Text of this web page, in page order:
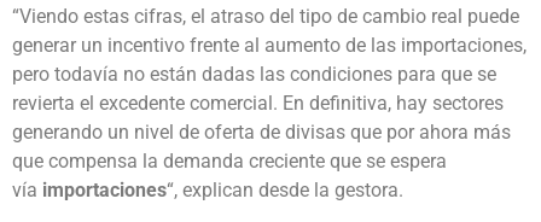
“Viendo estas cifras, el atraso del tipo de cambio real puede
generar un incentivo frente al aumento de las importaciones,
pero todavía no están dadas las condiciones para que se
revierta el excedente comercial. En definitiva, hay sectores
generando un nivel de oferta de divisas que por ahora más
que compensa la demanda creciente que se espera
vía importaciones“, explican desde la gestora.